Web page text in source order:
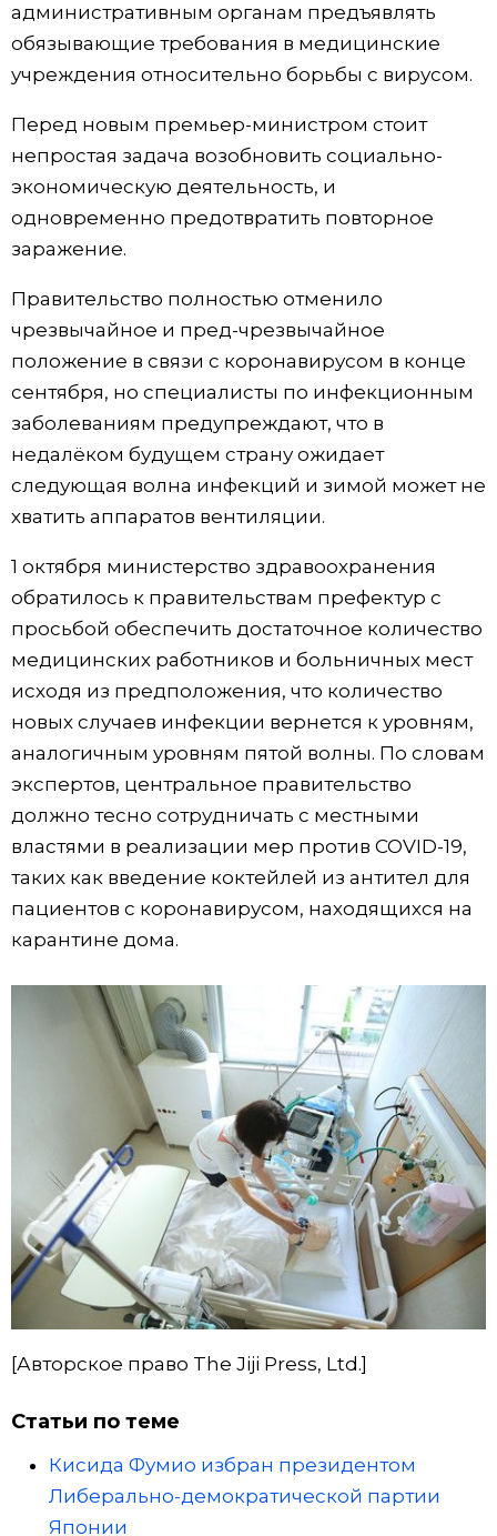
Культура
Жизнь
Технологии
Токио
административным органам предъявлять
обязывающие требования в медицинские
учреждения относительно борьбы с вирусом.
Перед новым премьер-министром стоит
непростая задача возобновить социально-
экономическую деятельность, и
одновременно предотвратить повторное
заражение.
Правительство полностью отменило
чрезвычайное и пред-чрезвычайное
положение в связи с коронавирусом в конце
сентября, но специалисты по инфекционным
заболеваниям предупреждают, что в
недалёком будущем страну ожидает
следующая волна инфекций и зимой может не
хватить аппаратов вентиляции.
1 октября министерство здравоохранения
обратилось к правительствам префектур с
просьбой обеспечить достаточное количество
медицинских работников и больничных мест
исходя из предположения, что количество
новых случаев инфекции вернется к уровням,
аналогичным уровням пятой волны. По словам
экспертов, центральное правительство
должно тесно сотрудничать с местными
властями в реализации мер против COVID-19,
таких как введение коктейлей из антител для
пациентов с коронавирусом, находящихся на
карантине дома.
[Авторское право The Jiji Press, Ltd.]
Статьи по теме
Кисида Фумио избран президентом
Либерально-демократической партии
Японии